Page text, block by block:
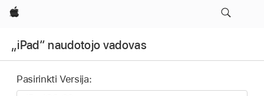
Apple
„iPad“ naudotojo vadovas
Pasirinkti Versija: